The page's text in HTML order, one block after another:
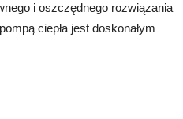
i oszczędnego rozwiązania
ciepła jest doskonałym